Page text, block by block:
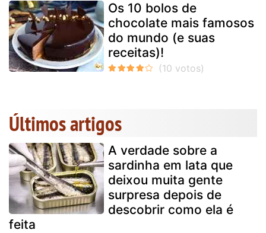
Os 10 bolos de
chocolate mais famosos
do mundo (e suas
receitas)!
Últimos artigos
A verdade sobre a
sardinha em lata que
deixou muita gente
surpresa depois de
descobrir como ela é
feita